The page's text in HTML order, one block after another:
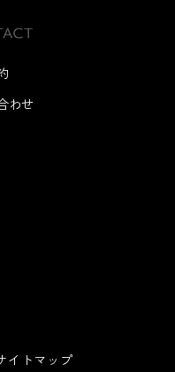
わせ
イトマップ